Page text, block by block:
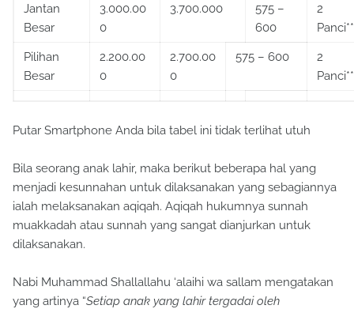
Jantan
Besar
3.000.00
0
3.700.000
575 –
600
2
Panci**
Pilihan
Besar
2.200.00
0
2.700.00
0
575 – 600
2
Panci**
Putar Smartphone Anda bila tabel ini tidak terlihat utuh
Bila seorang anak lahir, maka berikut beberapa hal yang
menjadi kesunnahan untuk dilaksanakan yang sebagiannya
ialah melaksanakan aqiqah. Aqiqah hukumnya sunnah
muakkadah atau sunnah yang sangat dianjurkan untuk
dilaksanakan.
Nabi Muhammad Shallallahu ‘alaihi wa sallam mengatakan
yang artinya “Setiap anak yang lahir tergadai oleh